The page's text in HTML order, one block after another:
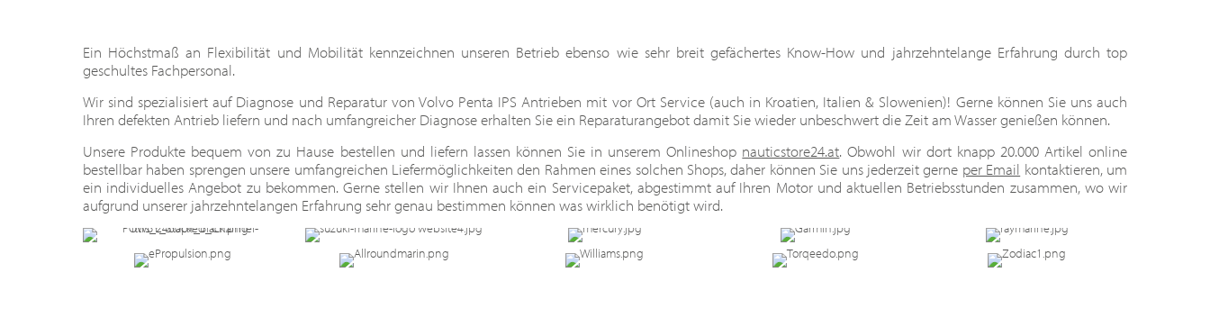
Ein Höchstmaß an Flexibilität und Mobilität kennzeichnen unseren Betrieb ebenso wie sehr breit gefächertes Know-How und jahrzehntelange Erfahrung durch top
geschultes Fachpersonal.
Wir sind spezialisiert auf Diagnose und Reparatur von Volvo Penta IPS Antrieben mit vor Ort Service (auch in Kroatien, Italien & Slowenien)! Gerne können Sie uns auch
Ihren defekten Antrieb liefern und nach umfangreicher Diagnose erhalten Sie ein Reparaturangebot damit Sie wieder unbeschwert die Zeit am Wasser genießen können.
Unsere Produkte bequem von zu Hause bestellen und liefern lassen können Sie in unserem Onlineshop nauticstore24.at. Obwohl wir dort knapp 20.000 Artikel online
bestellbar haben sprengen unsere umfangreichen Liefermöglichkeiten den Rahmen eines solchen Shops, daher können Sie uns jederzeit gerne per Email kontaktieren, um
ein individuelles Angebot zu bekommen. Gerne stellen wir Ihnen auch ein Servicepaket, abgestimmt auf Ihren Motor und aktuellen Betriebsstunden zusammen, wo wir
aufgrund unserer jahrzehntelangen Erfahrung sehr genau bestimmen können was wirklich benötigt wird.